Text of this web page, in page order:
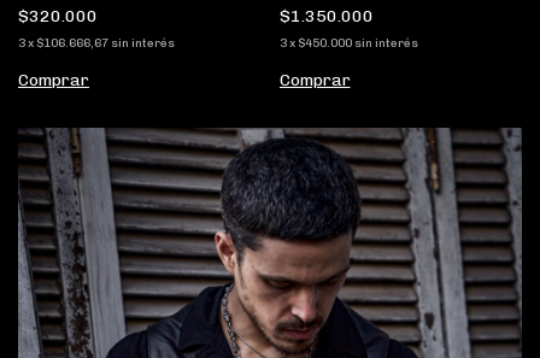
$320.000
3x $106.666,67 sin interés
Comprar
$1.350.000
3 x $450.000 sin interés
Comprar